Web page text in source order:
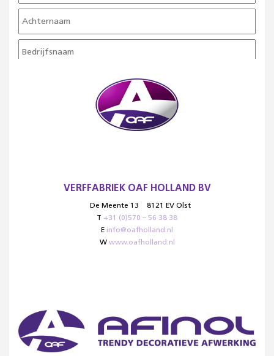
VERFFABRIEK OAF HOLLAND BV
De Meente 13
8121 EV Olst
T +31 (0)570 – 56 38 38
E info@oafholland.nl
W www.oafholland.nl